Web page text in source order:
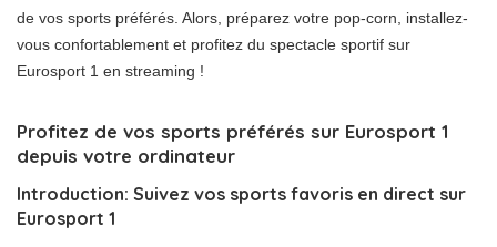
de vos sports préférés. Alors, préparez votre pop-corn, installez-
vous confortablement et profitez du spectacle sportif sur
Eurosport 1 en streaming !
Profitez de vos sports préférés sur Eurosport 1
depuis votre ordinateur
Introduction: Suivez vos sports favoris en direct sur
Eurosport 1